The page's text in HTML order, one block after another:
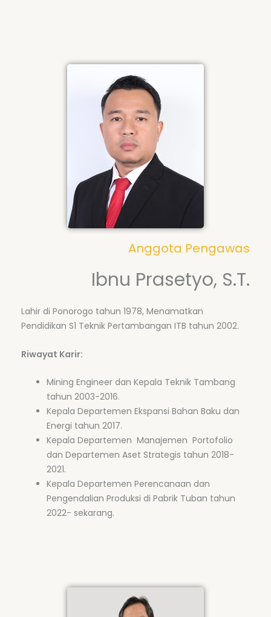
Anggota Pengawas
Ibnu Prasetyo, S.T.
Lahir di Ponorogo tahun 1978, Menamatkan
Pendidikan S1 Teknik Pertambangan ITB tahun 2002.
Riwayat Karir:
Mining Engineer dan Kepala Teknik Tambang
tahun 2003-2016.
Kepala Departemen Ekspansi Bahan Baku dan
Energi tahun 2017.
Kepala Departemen Manajemen Portofolio
dan Departemen Aset Strategis tahun 2018-
2021.
Kepala Departemen Perencanaan dan
Pengendalian Produksi di Pabrik Tuban tahun
2022- sekarang.